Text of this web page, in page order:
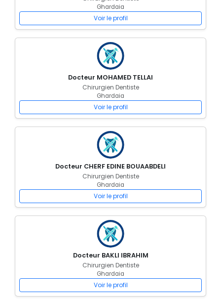
Ghardaia
Voir le profil
Docteur MOHAMED TELLAI
Chirurgien Dentiste
Ghardaia
Voir le profil
Docteur CHERF EDINE BOUAABDELI
Chirurgien Dentiste
Ghardaia
Voir le profil
Docteur BAKLI IBRAHIM
Chirurgien Dentiste
Ghardaia
Voir le profil